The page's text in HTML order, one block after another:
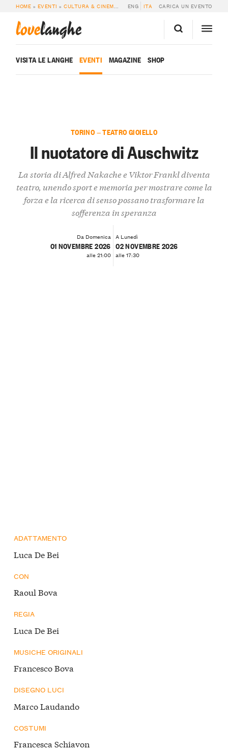
HOME » EVENTI »CULTURA & CINEMA » IL NUOTATORE DI AUSCHWITZ
ENG ITA CARICA UN EVENTO
lovelanghe
VISITA LE LANGHE EVENTI MAGAZINE SHOP
TORINO — TEATRO GIOIELLO
Il nuotatore di Auschwitz
La storia di Alfred Nakache e Viktor Frankl diventa
teatro, unendo sport e memoria per mostrare come la
forza e la ricerca di senso possano trasformare la
sofferenza in speranza
Da Domenica
01 NOVEMBRE 2026
alle 21:00
A Lunedì
02 NOVEMBRE 2026
alle 17:30
ADATTAMENTO
Luca De Bei
CON
Raoul Bova
REGIA
Luca De Bei
MUSICHE ORIGINALI
Francesco Bova
DISEGNO LUCI
Marco Laudando
COSTUMI
Francesca Schiavon